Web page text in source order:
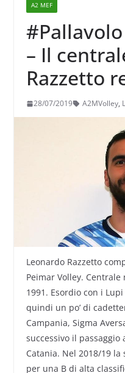
A2 MEF
– Il
Razzetto
28/07/2019 A2MVolley,
Leonardo Razzetto
Peimar Volley. Centrale
1991. Esordio con i
quindi un po’ di
Campania, Sigma
successivo il passaggio
Catania. Nel 2018/19 la
per una B di alta